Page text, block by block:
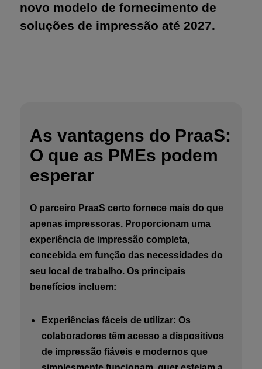
novo modelo de fornecimento de
soluções de impressão até 2027.
As vantagens do PraaS:
O que as PMEs podem
esperar
O parceiro PraaS certo fornece mais do que
apenas impressoras. Proporcionam uma
experiência de impressão completa,
concebida em função das necessidades do
seu local de trabalho. Os principais
benefícios incluem:
Experiências fáceis de utilizar: Os
colaboradores têm acesso a dispositivos
de impressão fiáveis e modernos que